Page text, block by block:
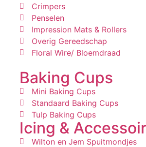
Crimpers
Penselen
Impression Mats & Rollers
Overig Gereedschap
Floral Wire/ Bloemdraad
Baking Cups
Mini Baking Cups
Standaard Baking Cups
Tulp Baking Cups
Icing &
Wilton en Jem Spuitmondjes